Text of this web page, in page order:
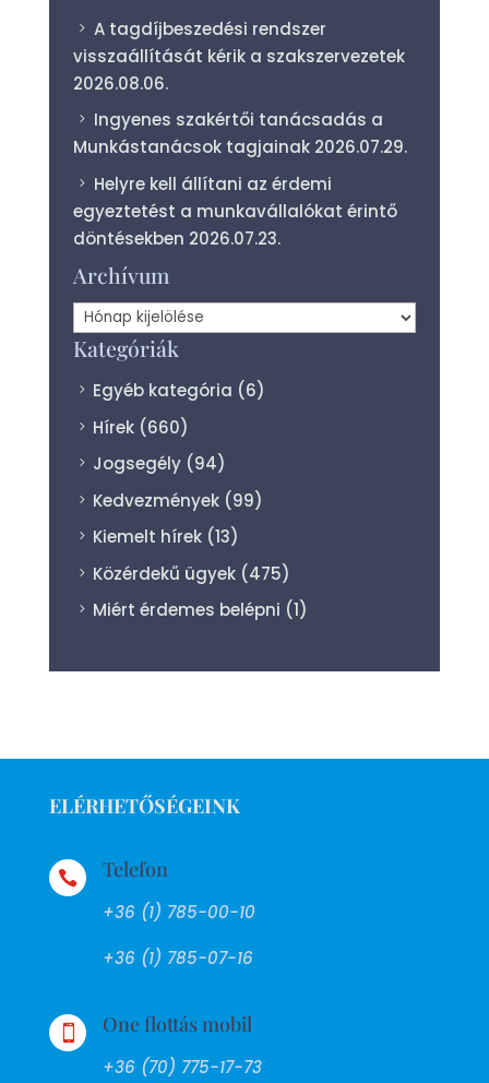
A tagdíjbeszedési rendszer
visszaállítását kérik a szakszervezetek
2026.08.06.
Ingyenes szakértői tanácsadás a
Munkástanácsok tagjainak 2026.07.29.
Helyre kell állítani az érdemi
egyeztetést a munkavállalókat érintő
döntésekben 2026.07.23.
Archívum
Archívum
Kategóriák
Egyéb kategória (6)
Hírek (660)
Jogsegély (94)
Kedvezmények (99)
Kiemelt hírek (13)
Közérdekű ügyek (475)
Miért érdemes belépni (1)
ELÉRHETŐSÉGEINK
 Telefon
+36 (1) 785-00-10
+36 (1) 785-07-16
 One flottás mobil
+36 (70) 775-17-73